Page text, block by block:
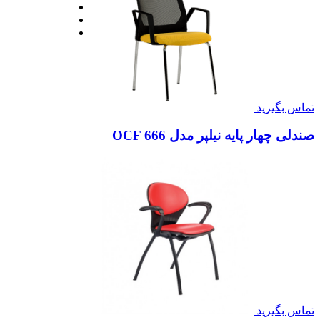
تماس بگیرید
صندلی چهار پایه نیلپر مدل OCF 666
تماس بگیرید